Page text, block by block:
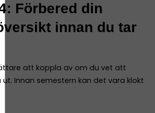
Förbered din
innan du tar
att koppla av om du vet att
Innan semestern kan det vara klokt